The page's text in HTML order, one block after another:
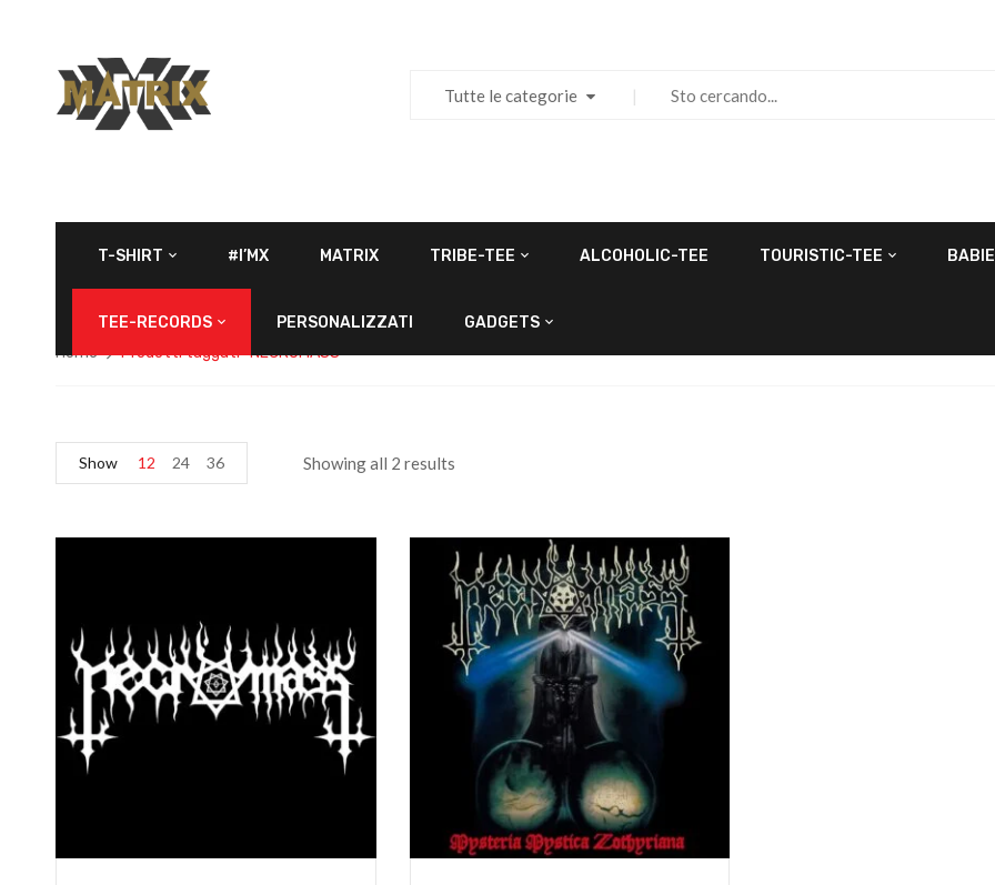
Tutte le categorie
T-SHIRT #I’MX MATRIX TRIBE-TEE ALCOHOLIC-TEE TOURISTIC-TEE
TEE-RECORDS PERSONALIZZATI GADGETS
Home Prodotti taggati “NECROMASS”
Showing all 2 results
Show 12 24 36